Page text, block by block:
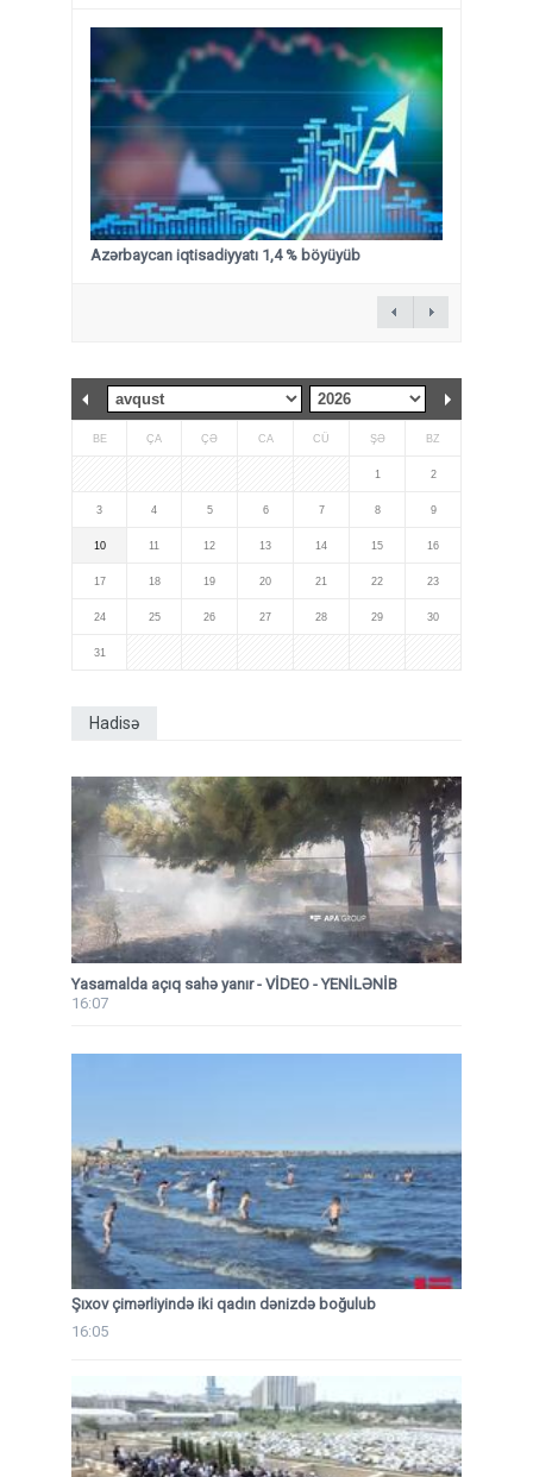
Azərbaycan iqtisadiyyatı 1,4 % böyüyüb
BE ÇA ÇƏ CA CÜ ŞƏ BZ
1 2
3 4 5 6 7 8 9
10 11 12 13 14 15 16
17 18 19 20 21 22 23
24 25 26 27 28 29 30
31
Hadisə
Yasamalda açıq sahə yanır - VİDEO - YENİLƏNİB
16:07
Şıxov çimərliyində iki qadın dənizdə boğulub
16:05